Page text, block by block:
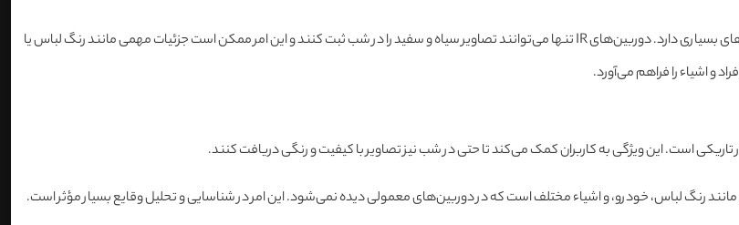
تکنولوژی ColorVu در مقایسه با تکنولوژی‌های قدیمی‌تری همچون IR (مادون قرمز)، برتری‌های بسیاری دارد. دوربین‌های IR تنها می‌توانند تصاویر سیاه و سفید را در شب ثبت کنند و این امر ممکن است جزئیات مهمی مانند رنگ لباس یا
تاریکی است. این ویژگی به کاربران کمک می‌کند تا حتی در شب نیز تصاویر با کیفیت و رنگی دریافت کنند.